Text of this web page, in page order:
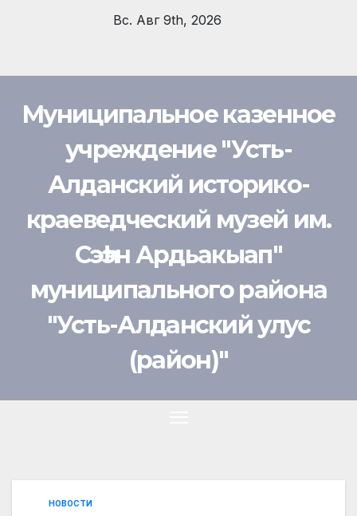
Вс. Авг 9th, 2026
Муниципальное казенное
учреждение "Усть-
Алданский историко-
краеведческий музей им.
Сэһэн Ардьакыап"
муниципального района
"Усть-Алданский улус
(район)"
НОВОСТИ